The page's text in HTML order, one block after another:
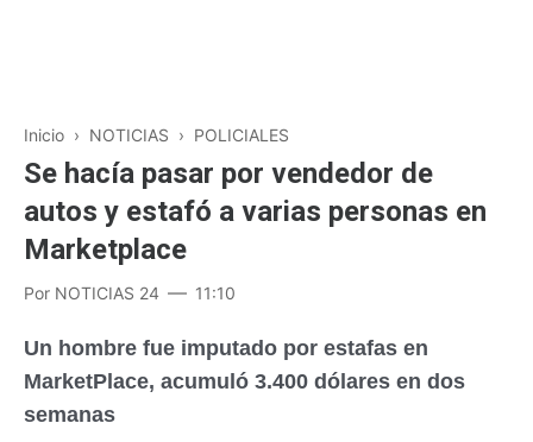
Inicio › NOTICIAS › POLICIALES
Se hacía pasar por vendedor de
autos y estafó a varias personas en
Marketplace
Por NOTICIAS 24 11:10
Un hombre fue imputado por estafas en
MarketPlace, acumuló 3.400 dólares en dos
semanas